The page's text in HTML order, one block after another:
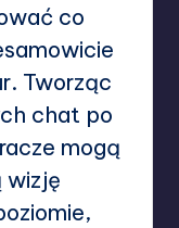
co
Tworząc
chat po
mogą
wizję